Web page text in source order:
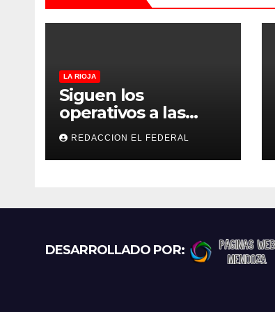
d
s
LA RIOJA
Siguen los
operativos a las
“rodadas” y
retienen a varias
motocicletas
REDACCION EL FEDERAL
DESARROLLADO POR: